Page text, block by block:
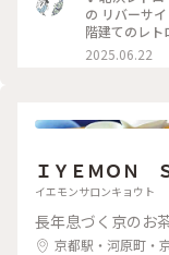
ースがかなり
もよくサクサ
いていて甘い
ュームがあり
の リバーサ
階建てのレト
登録有形文化
が 多くてこ
ったりと 優
化財 #北浜カフ
稿#大阪のお
2025.06.22
ＩＹＥＭＯＮ
伊右衛門サロン京
イエモンサロンキョウト
長年息づく京のお
京都駅・河原町・